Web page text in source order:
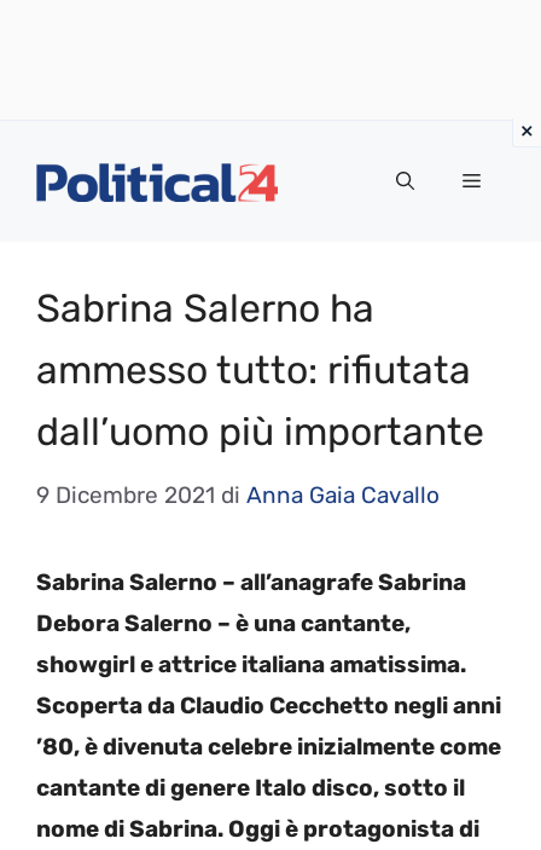
Menu
Sabrina Salerno ha
ammesso tutto: rifiutata
dall’uomo più importante
9 Dicembre 2021 di Anna Gaia Cavallo
Sabrina Salerno – all’anagrafe Sabrina
Debora Salerno – è una cantante,
showgirl e attrice italiana amatissima.
Scoperta da Claudio Cecchetto negli anni
’80, è divenuta celebre inizialmente come
cantante di genere Italo disco, sotto il
nome di Sabrina. Oggi è protagonista di